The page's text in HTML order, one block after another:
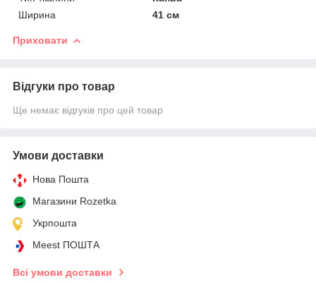
Ширина
41 см
Приховати
Відгуки про товар
Ще немає відгуків про цей товар
Умови доставки
Нова Пошта
Магазини Rozetka
Укрпошта
Meest ПОШТА
Всі умови доставки